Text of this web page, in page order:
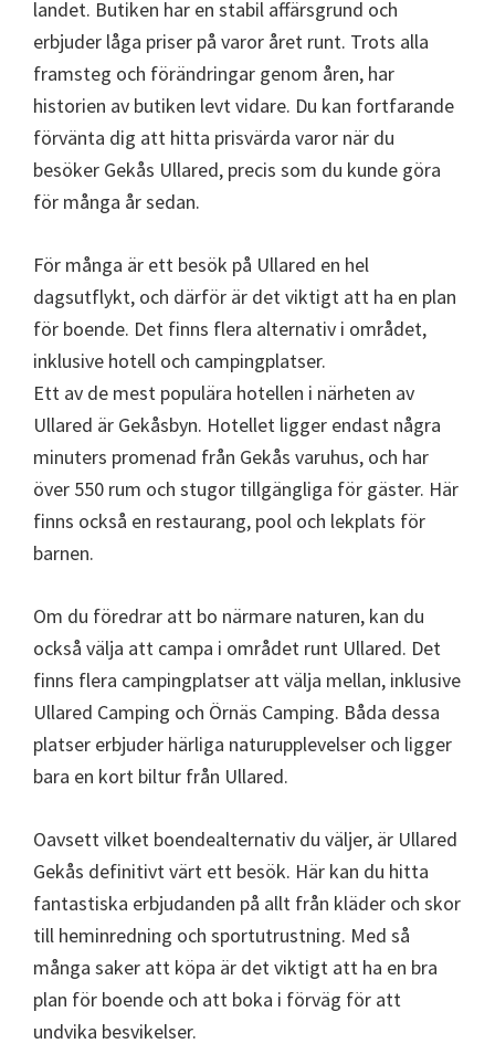
landet. Butiken har en stabil affärsgrund och
erbjuder låga priser på varor året runt. Trots alla
framsteg och förändringar genom åren, har
historien av butiken levt vidare. Du kan fortfarande
förvänta dig att hitta prisvärda varor när du
besöker Gekås Ullared, precis som du kunde göra
för många år sedan.
För många är ett besök på Ullared en hel
dagsutflykt, och därför är det viktigt att ha en plan
för boende. Det finns flera alternativ i området,
inklusive hotell och campingplatser.
Ett av de mest populära hotellen i närheten av
Ullared är Gekåsbyn. Hotellet ligger endast några
minuters promenad från Gekås varuhus, och har
över 550 rum och stugor tillgängliga för gäster. Här
finns också en restaurang, pool och lekplats för
barnen.
Om du föredrar att bo närmare naturen, kan du
också välja att campa i området runt Ullared. Det
finns flera campingplatser att välja mellan, inklusive
Ullared Camping och Örnäs Camping. Båda dessa
platser erbjuder härliga naturupplevelser och ligger
bara en kort biltur från Ullared.
Oavsett vilket boendealternativ du väljer, är Ullared
Gekås definitivt värt ett besök. Här kan du hitta
fantastiska erbjudanden på allt från kläder och skor
till heminredning och sportutrustning. Med så
många saker att köpa är det viktigt att ha en bra
plan för boende och att boka i förväg för att
undvika besvikelser.